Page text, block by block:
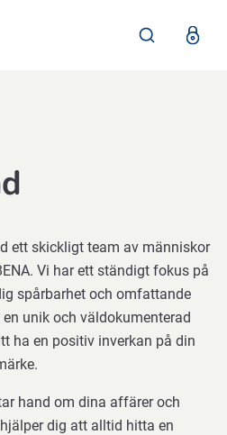
ett skickligt team av människor
Vi har ett ständigt fokus på
spårbarhet och omfattande
unik och väldokumenterad
ha en positiv inverkan på din
hand om dina affärer och
dig att alltid hitta en